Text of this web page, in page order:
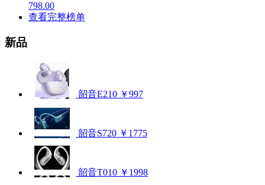
798.00
查看完整榜单
新品
韶音E210 ￥997
韶音S720 ￥1775
韶音T010 ￥1998